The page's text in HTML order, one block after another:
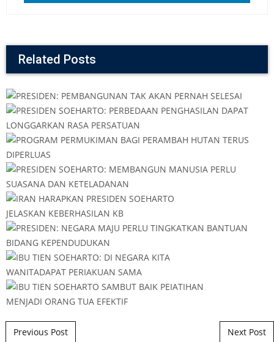
Related Posts
Post navigation
Previous Post Next Post